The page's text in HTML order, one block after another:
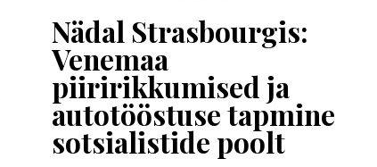
Nädal Strasbourgis:
Venemaa
piiririkkumised ja
autotööstuse tapmine
sotsialistide poolt